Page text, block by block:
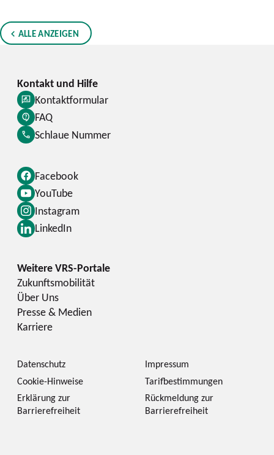
ALLE ANZEIGEN
Facebook
YouTube
Instagram
LinkedIn
Kontaktformular
FAQ
Schlaue Nummer
Zukunftsmobilität
Über Uns
Presse & Medien
Karriere
Datenschutz
Impressum
Cookie-Hinweise
Tarifbestimmungen
Erklärung zur
Barrierefreiheit
Rückmeldung zur
Barrierefreiheit